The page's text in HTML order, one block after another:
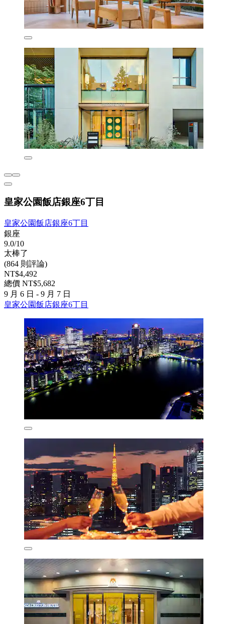
皇家公園飯店銀座6丁目
皇家公園飯店銀座6丁目
銀座
9.0/10
太棒了
(864 則評論)
NT$4,492
總價 NT$5,682
9 月 6 日 - 9 月 7 日
皇家公園飯店銀座6丁目